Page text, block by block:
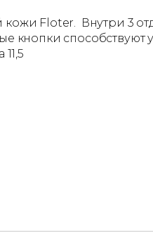
Floter. Внутри 3
кнопки